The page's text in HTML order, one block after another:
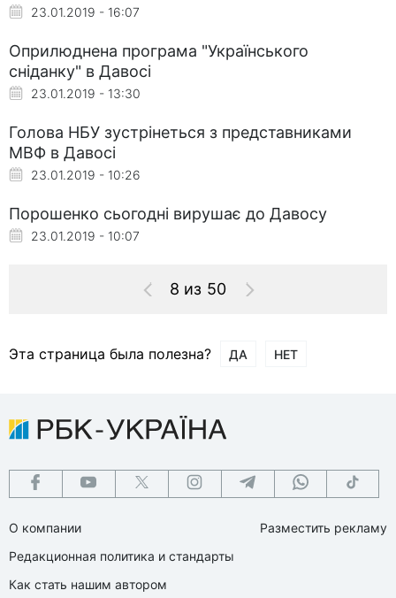
23.01.2019 - 16:07
Оприлюднена програма "Українського
сніданку" в Давосі
23.01.2019 - 13:30
Голова НБУ зустрінеться з представниками
МВФ в Давосі
23.01.2019 - 10:26
Порошенко сьогодні вирушає до Давосу
23.01.2019 - 10:07
8 из 50
Эта страница была полезна? ДА НЕТ
О компании
Редакционная политика и стандарты
Как стать нашим автором
Разместить рекламу